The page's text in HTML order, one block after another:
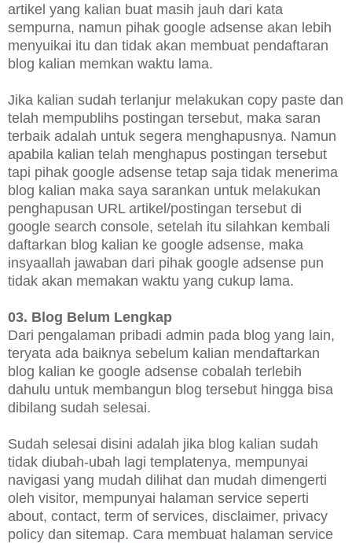
artikel yang kalian buat masih jauh dari kata
sempurna, namun pihak google adsense akan lebih
menyuikai itu dan tidak akan membuat pendaftaran
blog kalian memkan waktu lama.
Jika kalian sudah terlanjur melakukan copy paste dan
telah mempublihs postingan tersebut, maka saran
terbaik adalah untuk segera menghapusnya. Namun
apabila kalian telah menghapus postingan tersebut
tapi pihak google adsense tetap saja tidak menerima
blog kalian maka saya sarankan untuk melakukan
penghapusan URL artikel/postingan tersebut di
google search console, setelah itu silahkan kembali
daftarkan blog kalian ke google adsense, maka
insyaallah jawaban dari pihak google adsense pun
tidak akan memakan waktu yang cukup lama.
03. Blog Belum Lengkap
Dari pengalaman pribadi admin pada blog yang lain,
teryata ada baiknya sebelum kalian mendaftarkan
blog kalian ke google adsense cobalah terlebih
dahulu untuk membangun blog tersebut hingga bisa
dibilang sudah selesai.
Sudah selesai disini adalah jika blog kalian sudah
tidak diubah-ubah lagi templatenya, mempunyai
navigasi yang mudah dilihat dan mudah dimengerti
oleh visitor, mempunyai halaman service seperti
about, contact, term of services, disclaimer, privacy
policy dan sitemap. Cara membuat halaman service